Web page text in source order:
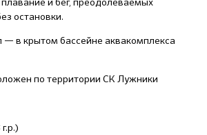
остановки.
— в крытом бассейне аквакомплекса
по территории СК Лужники